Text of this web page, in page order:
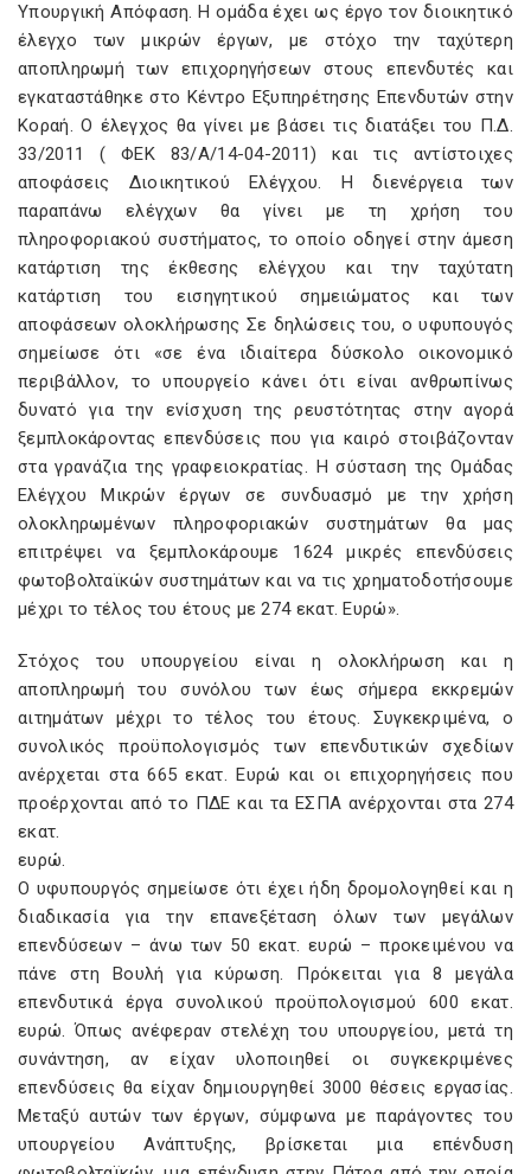
Υπουργική Απόφαση. Η ομάδα έχει ως έργο τον διοικητικό
έλεγχο των μικρών έργων, με στόχο την ταχύτερη
αποπληρωμή των επιχορηγήσεων στους επενδυτές και
εγκαταστάθηκε στο Κέντρο Εξυπηρέτησης Επενδυτών στην
Κοραή. Ο έλεγχος θα γίνει με βάσει τις διατάξει του Π.Δ.
33/2011 ( ΦΕΚ 83/Α/14-04-2011) και τις αντίστοιχες
αποφάσεις Διοικητικού Ελέγχου. Η διενέργεια των
παραπάνω ελέγχων θα γίνει με τη χρήση του
πληροφοριακού συστήματος, το οποίο οδηγεί στην άμεση
κατάρτιση της έκθεσης ελέγχου και την ταχύτατη
κατάρτιση του εισηγητικού σημειώματος και των
αποφάσεων ολοκλήρωσης Σε δηλώσεις του, ο υφυπουγός
σημείωσε ότι «σε ένα ιδιαίτερα δύσκολο οικονομικό
περιβάλλον, το υπουργείο κάνει ότι είναι ανθρωπίνως
δυνατό για την ενίσχυση της ρευστότητας στην αγορά
ξεμπλοκάροντας επενδύσεις που για καιρό στοιβάζονταν
στα γρανάζια της γραφειοκρατίας. Η σύσταση της Ομάδας
Ελέγχου Μικρών έργων σε συνδυασμό με την χρήση
ολοκληρωμένων πληροφοριακών συστημάτων θα μας
επιτρέψει να ξεμπλοκάρουμε 1624 μικρές επενδύσεις
φωτοβολταϊκών συστημάτων και να τις χρηματοδοτήσουμε
μέχρι το τέλος του έτους με 274 εκατ. Ευρώ».
Στόχος του υπουργείου είναι η ολοκλήρωση και η
αποπληρωμή του συνόλου των έως σήμερα εκκρεμών
αιτημάτων μέχρι το τέλος του έτους. Συγκεκριμένα, ο
συνολικός προϋπολογισμός των επενδυτικών σχεδίων
ανέρχεται στα 665 εκατ. Ευρώ και οι επιχορηγήσεις που
προέρχονται από το ΠΔΕ και τα ΕΣΠΑ ανέρχονται στα 274
εκατ.
ευρώ.
Ο υφυπουργός σημείωσε ότι έχει ήδη δρομολογηθεί και η
διαδικασία για την επανεξέταση όλων των μεγάλων
επενδύσεων – άνω των 50 εκατ. ευρώ – προκειμένου να
πάνε στη Βουλή για κύρωση. Πρόκειται για 8 μεγάλα
επενδυτικά έργα συνολικού προϋπολογισμού 600 εκατ.
ευρώ. Όπως ανέφεραν στελέχη του υπουργείου, μετά τη
συνάντηση, αν είχαν υλοποιηθεί οι συγκεκριμένες
επενδύσεις θα είχαν δημιουργηθεί 3000 θέσεις εργασίας.
Μεταξύ αυτών των έργων, σύμφωνα με παράγοντες του
υπουργείου Ανάπτυξης, βρίσκεται μια επένδυση